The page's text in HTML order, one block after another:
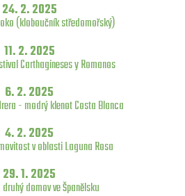
24. 2. 2025
(kloboučník středomořský)
11. 2. 2025
Carthagineses y Romanos
6. 2. 2025
- modrý klenot Costa Blanca
4. 2. 2025
v oblasti Laguna Rosa
29. 1. 2025
domov ve Španělsku